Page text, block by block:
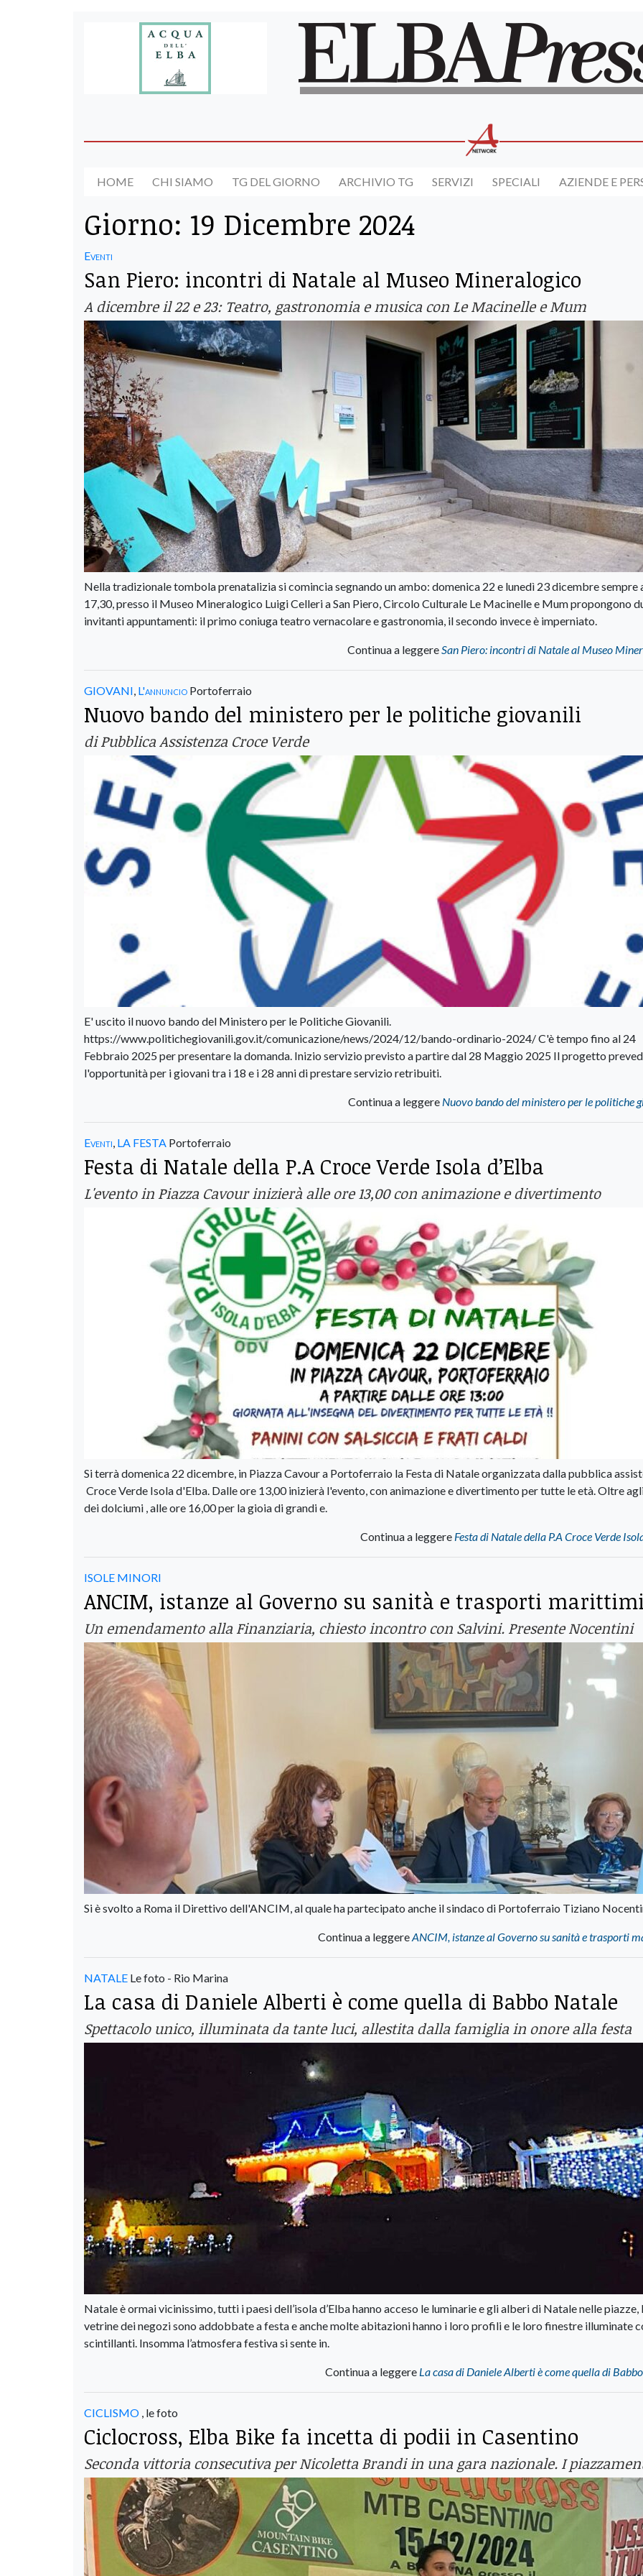
HOME CHI SIAMO TG DEL GIORNO ARCHIVIO TG SERVIZI SPECIALI AZIENDE E
Giorno: 19 Dicembre 2024
Eventi
San Piero: incontri di Natale al Museo Mineralogico
A dicembre il 22 e 23: Teatro, gastronomia e musica con Le Macinelle e Mum
Nella tradizionale tombola prenatalizia si comincia segnando un ambo: domenica 22 e lunedì 23 dicembre sempre
17,30, presso il Museo Mineralogico Luigi Celleri a San Piero, Circolo Culturale Le Macinelle e Mum propongono
invitanti appuntamenti: il primo coniuga teatro vernacolare e gastronomia, il secondo invece è imperniato.
Continua a leggere San Piero: incontri di Natale al Museo
GIOVANI L'annuncio Portoferraio
Nuovo bando del ministero per le politiche giovanili
di Pubblica Assistenza Croce Verde
E' uscito il nuovo bando del Ministero per le Politiche Giovanili.
https://www.politichegiovanili.gov.it/comunicazione/news/2024/12/bando-ordinario-2024/ C'è tempo fino al 24
Febbraio 2025 per presentare la domanda. Inizio servizio previsto a partire dal 28 Maggio 2025 Il progetto
l'opportunità per i giovani tra i 18 e i 28 anni di prestare servizio retribuiti.
Continua a leggere Nuovo bando del ministero per le politiche
Eventi LA FESTA Portoferraio
Festa di Natale della P.A Croce Verde Isola d’Elba
L'evento in Piazza Cavour inizierà alle ore 13,00 con animazione e divertimento
Si terrà domenica 22 dicembre, in Piazza Cavour a Portoferraio la Festa di Natale organizzata dalla pubblica
Croce Verde Isola d'Elba. Dalle ore 13,00 inizierà l'evento, con animazione e divertimento per tutte le età. Oltre
dei dolciumi , alle ore 16,00 per la gioia di grandi e.
Continua a leggere Festa di Natale della P.A Croce Verde
ISOLE MINORI
ANCIM, istanze al Governo su sanità e trasporti
Un emendamento alla Finanziaria, chiesto incontro con Salvini. Presente Nocentini
Si è svolto a Roma il Direttivo dell'ANCIM, al quale ha partecipato anche il sindaco di Portoferraio Tiziano
Continua a leggereANCIM, istanze al Governo su sanità e trasporti
NATALE Le foto - Rio Marina
La casa di Daniele Alberti è come quella di Babbo Natale
Spettacolo unico, illuminata da tante luci, allestita dalla famiglia in onore alla festa
Natale è ormai vicinissimo, tutti i paesi dell’isola d’Elba hanno acceso le luminarie e gli alberi di Natale nelle piazze,
vetrine dei negozi sono addobbate a festa e anche molte abitazioni hanno i loro profili e le loro finestre illuminate
scintillanti. Insomma l’atmosfera festiva si sente in.
Continua a leggere La casa di Daniele Alberti è come quella di
CICLISMO , le foto
Ciclocross, Elba Bike fa incetta di podii in Casentino
Seconda vittoria consecutiva per Nicoletta Brandi in una gara nazionale. I